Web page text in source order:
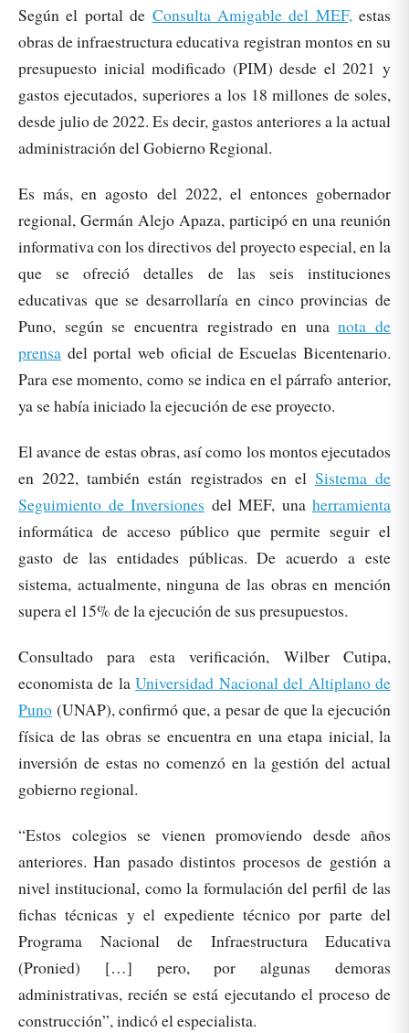
Según el portal de Consulta Amigable del MEF, estas
obras de infraestructura educativa registran montos en su
presupuesto inicial modificado (PIM) desde el 2021 y
gastos ejecutados, superiores a los 18 millones de soles,
desde julio de 2022. Es decir, gastos anteriores a la actual
administración del Gobierno Regional.
Es más, en agosto del 2022, el entonces gobernador
regional, Germán Alejo Apaza, participó en una reunión
informativa con los directivos del proyecto especial, en la
que se ofreció detalles de las seis instituciones
educativas que se desarrollaría en cinco provincias de
Puno, según se encuentra registrado en unanota de
prensa del portal web oficial de Escuelas Bicentenario.
Para ese momento, como se indica en el párrafo anterior,
ya se había iniciado la ejecución de ese proyecto.
El avance de estas obras, así como los montos ejecutados
en 2022, también están registrados en el Sistema de
Seguimiento de Inversiones del MEF, una herramienta
informática de acceso público que permite seguir el
gasto de las entidades públicas. De acuerdo a este
sistema, actualmente, ninguna de las obras en mención
supera el 15% de la ejecución de sus presupuestos.
Consultado para esta verificación, Wilber Cutipa,
economista de laUniversidad Nacional del Altiplano de
Puno (UNAP), confirmó que, a pesar de que la ejecución
física de las obras se encuentra en una etapa inicial, la
inversión de estas no comenzó en la gestión del actual
gobierno regional.
“Estos colegios se vienen promoviendo desde años
anteriores. Han pasado distintos procesos de gestión a
nivel institucional, como la formulación del perfil de las
fichas técnicas y el expediente técnico por parte del
Programa Nacional de Infraestructura Educativa
(Pronied) […] pero, por algunas demoras
administrativas, recién se está ejecutando el proceso de
construcción”, indicó el especialista.